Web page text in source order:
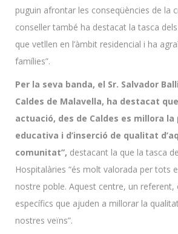
puguin afrontar les conseqüències de la
conseller també ha destacat la tasca
que vetllen en l’àmbit residencial i ha
famílies”.
Per la seva banda, el Sr. Salvador
Caldes de Malavella, ha destacat
actuació, des de Caldes es millora
educativa i d’inserció de qualitat
comunitat”, destacant la que la tasca
Hospitalàries “és molt valorada per tots
nostre poble. Aquest centre, un referent,
específics que ajuden a millorar la
nostres veïns”.